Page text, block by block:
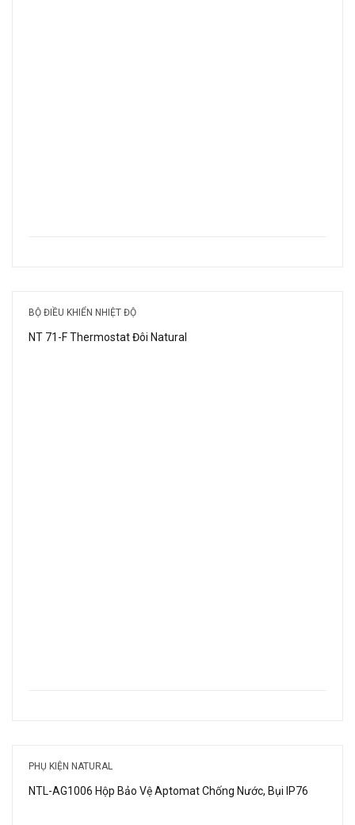
BỘ ĐIỀU KHIỂN NHIỆT ĐỘ
NT 71-F Thermostat Đôi Natural
PHỤ KIỆN NATURAL
NTL-AG1006 Hộp Bảo Vệ Aptomat Chống Nước, Bụi IP76